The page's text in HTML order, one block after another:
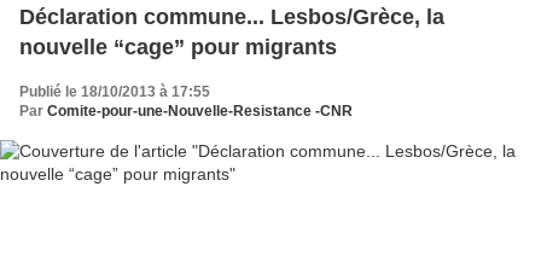
Déclaration commune... Lesbos/Grèce, la
nouvelle “cage” pour migrants
Publié le 18/10/2013 à 17:55
Par Comite-pour-une-Nouvelle-Resistance -CNR